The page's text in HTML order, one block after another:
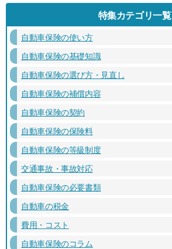
特集カテゴリ一覧
自動車保険の使い方
自動車保険の基礎知識
自動車保険の選び方・見直し
自動車保険の補償内容
自動車保険の契約
自動車保険の保険料
自動車保険の等級制度
交通事故・事故対応
自動車保険の必要書類
自動車の税金
費用・コスト
自動車保険のコラム